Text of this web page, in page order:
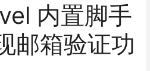
内置脚手
邮箱验证功